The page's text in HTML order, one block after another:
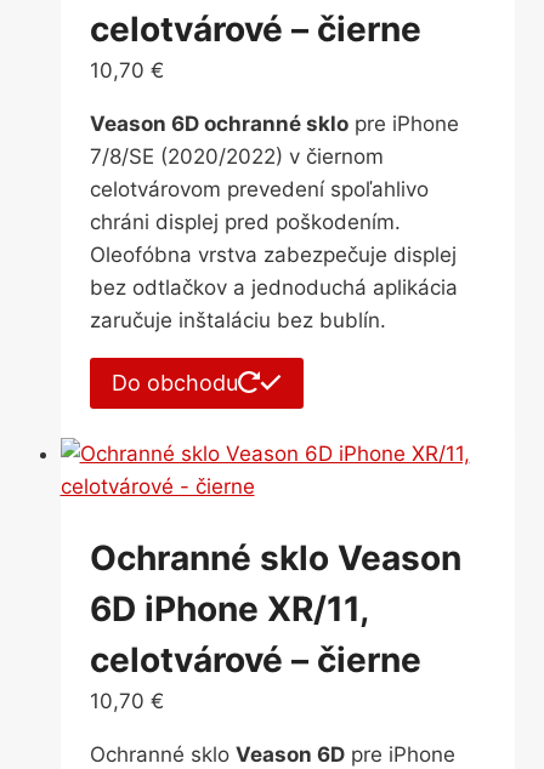
celotvárové – čierne
10,70 €
Veason 6D ochranné sklopre iPhone
7/8/SE (2020/2022) v čiernom
celotvárovom prevedení spoľahlivo
chráni displej pred poškodením.
Oleofóbna vrstva zabezpečuje displej
bez odtlačkov a jednoduchá aplikácia
zaručuje inštaláciu bez bublín.
Do obchodu
Ochranné sklo Veason
6D iPhone XR/11,
celotvárové – čierne
10,70 €
Ochranné sklo Veason 6Dpre iPhone